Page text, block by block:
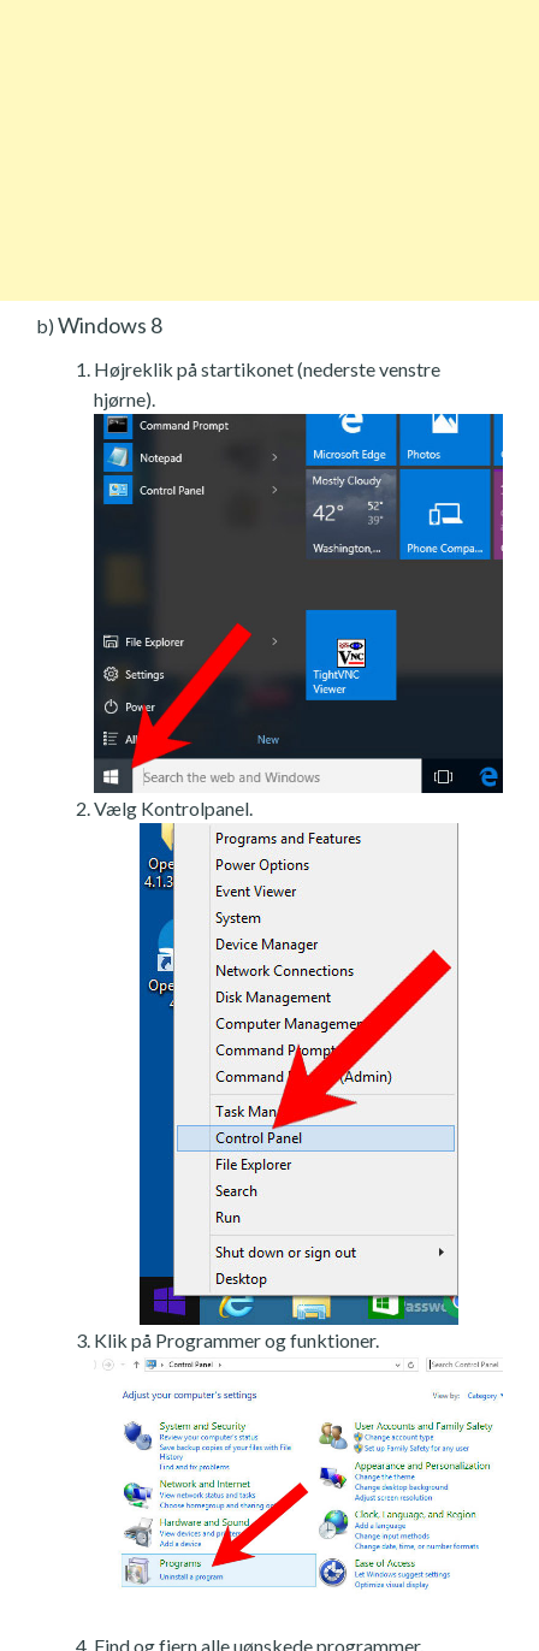
b) Windows 8
Højreklik på startikonet (nederste venstre
hjørne).
Vælg Kontrolpanel.
Klik på Programmer og funktioner.
Find og fjern alle uønskede programmer.